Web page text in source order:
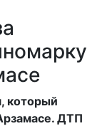
который
ДТП